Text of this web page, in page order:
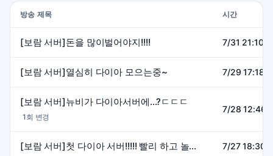
방송 제목 시간
[보람 서버]돈을 많이벌어야지!!!! 7/31
[보람 서버]열심히 다이아 모으는중~ 7/29
[보람 서버]뉴비가 다이아서버에...?ㄷㄷㄷ
1회 변경
7/28
[보람 서버]첫 다이아 서버!!!!! 빨리 하고 놀수있겠지?? 7/27